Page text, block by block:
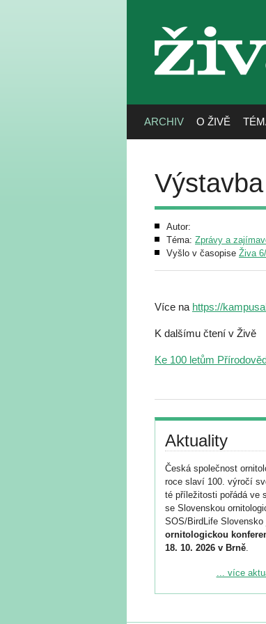
živa
ARCHIV O ŽIVĚ
Autor:
Téma: Zprávy a
Vyšlo v časopise Živa
Více na https://
K dalšímu čtení v Živě
Ke 100 letům
Aktuality
Česká společnost
roce slaví 100. výročí
té příležitosti pořádá ve
se Slovenskou
SOS/BirdLife Slovensko
ornitologickou
18. 10. 2026 v Brně.
Podrobnější informace
Registrovat se můžete
... více